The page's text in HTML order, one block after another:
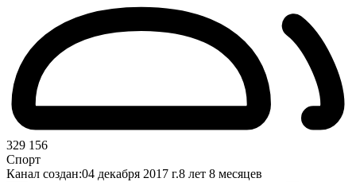
329 156
Спорт
Канал создан:04 декабря 2017 г.8 лет 8 месяцев